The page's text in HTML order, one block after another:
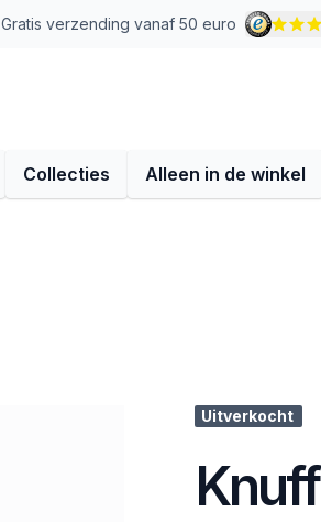
Gratis verzending vanaf 50 euro
Collecties Alleen in de winkel
Uitverkocht